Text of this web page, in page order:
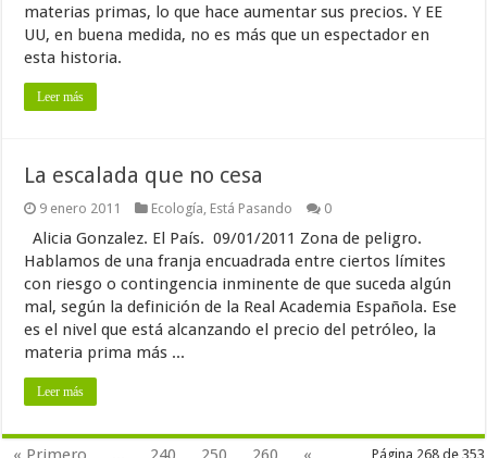
materias primas, lo que hace aumentar sus precios. Y EE
UU, en buena medida, no es más que un espectador en
esta historia.
Leer más
La escalada que no cesa
9 enero 2011 Ecología Está Pasando 0
Alicia Gonzalez. El País. 09/01/2011 Zona de peligro.
Hablamos de una franja encuadrada entre ciertos límites
con riesgo o contingencia inminente de que suceda algún
mal, según la definición de la Real Academia Española. Ese
es el nivel que está alcanzando el precio del petróleo, la
materia prima más ...
Leer más
Página 268 de 353